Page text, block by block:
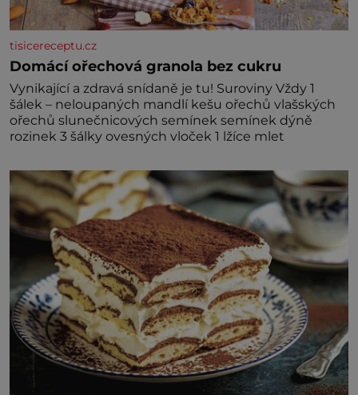
tisicereceptu.cz
Domácí ořechová granola bez cukru
Vynikající a zdravá snídaně je tu! Suroviny Vždy 1
šálek – neloupaných mandlí kešu ořechů vlašských
ořechů slunečnicových semínek semínek dýně
rozinek 3 šálky ovesných vloček 1 lžíce mlet